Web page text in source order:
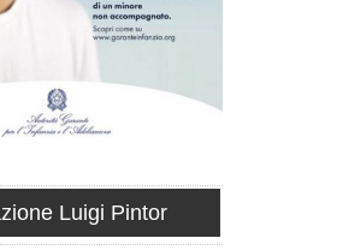
Luigi Pintor